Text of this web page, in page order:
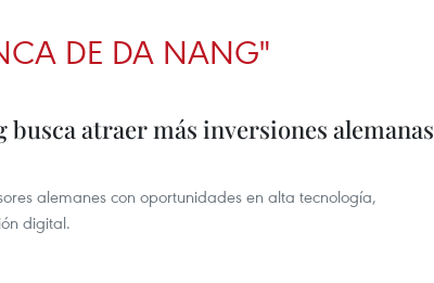
DE DA NANG"
atraer más inversiones alemanas
alemanes con oportunidades en alta tecnología,
digital.